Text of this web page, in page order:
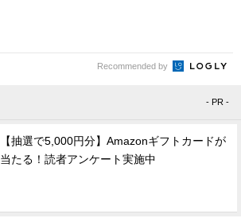
Recommended by
- PR -
【抽選で5,000円分】Amazonギフトカードが
当たる！読者アンケート実施中